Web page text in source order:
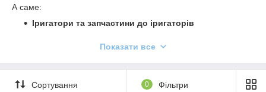
А саме:
Іригатори та запчастини до іригаторів
Пасти, зубний порошок та гелі
Міжзубні йоржики
Показати все
Сортування 0 Фільтри